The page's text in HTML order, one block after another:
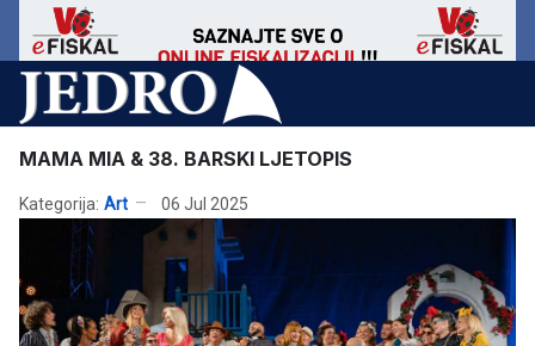
MAMA MIA & 38. BARSKI LJETOPIS
Kategorija: Art 06 Jul 2025